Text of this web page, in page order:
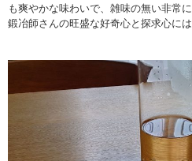
も爽やかな味わいで、雑味の無い非常
鍛冶師さんの旺盛な好奇心と探求心に